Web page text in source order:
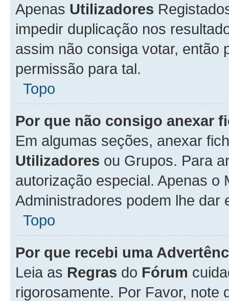
Apenas Utilizadores
impedir duplicação nos
assim não consiga votar, então
permissão para tal.
Topo
Por que não consigo anexar
Em algumas seções, anexar
Utilizadores ou Grupos. Para
autorização especial. Apenas o
Administradores podem lhe
Topo
Por que recebi uma
Leia as Regras do Fórum
rigorosamente. Por Favor, note